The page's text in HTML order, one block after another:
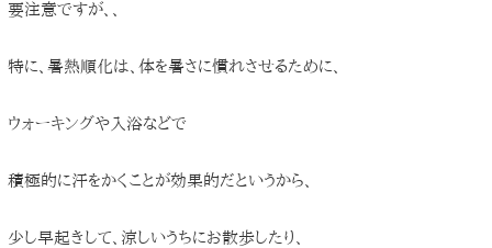
要注意ですが、、
特に、暑熱順化は、体を暑さに慣れさせるために、
ウォーキングや入浴などで
積極的に汗をかくことが効果的だというから、
少し早起きして、涼しいうちにお散歩したり、